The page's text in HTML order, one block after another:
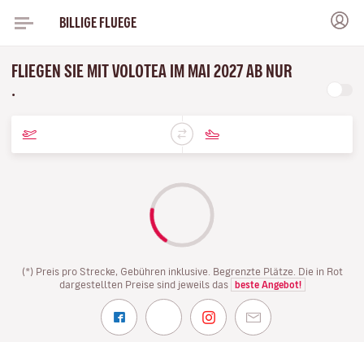
BILLIGE FLUEGE
FLIEGEN SIE MIT VOLOTEA IM MAI 2027 AB NUR
.
(*) Preis pro Strecke, Gebühren inklusive. Begrenzte Plätze. Die in Rot
dargestellten Preise sind jeweils das
beste Angebot!